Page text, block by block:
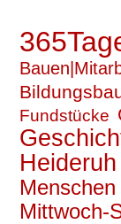
Fundstücke
Heideruh
Menschen
Mittwoch-